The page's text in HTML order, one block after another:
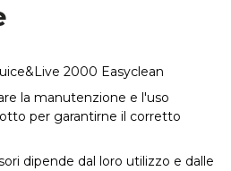
2000 Easyclean
la manutenzione e l'uso
per garantirne il corretto
dipende dal loro utilizzo e dalle